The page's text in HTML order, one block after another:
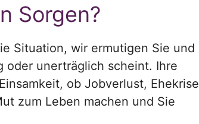
Sorgen?
Situation, wir ermutigen Sie und
oder unerträglich scheint. Ihre
ob Jobverlust, Ehekrise
zum Leben machen und Sie